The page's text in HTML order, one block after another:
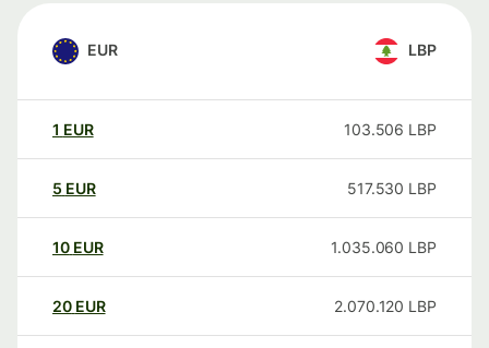
EUR LBP
1 EUR 103.506 LBP
5 EUR 517.530 LBP
10 EUR 1.035.060 LBP
20 EUR 2.070.120 LBP